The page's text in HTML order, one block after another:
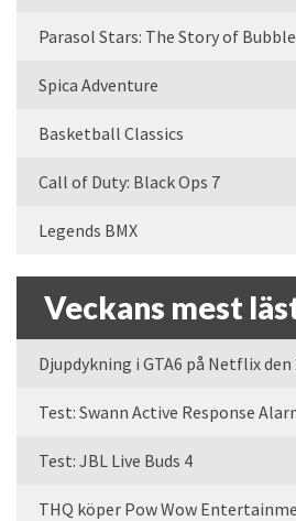
Parasol Stars: The Story of
Spica Adventure
Basketball Classics
Call of Duty: Black Ops 7
Legends BMX
Veckans mest
Djupdykning i GTA6 på Netflix den
Test: Swann Active Response
Test: JBL Live Buds 4
THQ köper Pow Wow